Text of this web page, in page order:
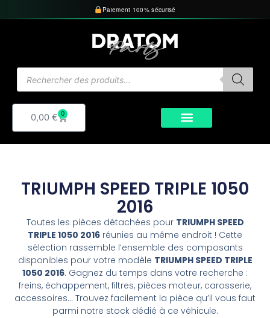
au
Paiement 100% sécurisé
de
0,00 € 0
Panier
TRIUMPH SPEED TRIPLE 1050
2016
Toutes les pièces détachées pour TRIUMPH SPEED
TRIPLE 1050 2016 réunies au même endroit ! Cette
sélection rassemble l’ensemble des composants
disponibles pour votre modèle TRIUMPH SPEED TRIPLE
1050 2016. Gagnez du temps dans votre recherche :
freins, échappement, filtres, pièces moteur, carosserie,
accessoires… Trouvez facilement la pièce qu’il vous faut
parmi notre stock dédié à ce véhicule.